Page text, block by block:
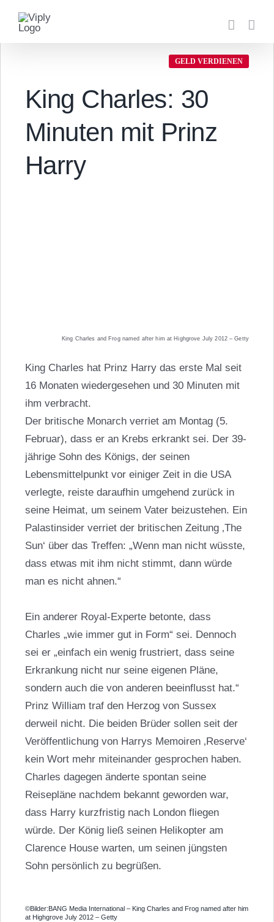
Inhalt
springen
GELD VERDIENEN
King Charles: 30
Minuten mit Prinz
Harry
King Charles and Frog named after him at Highgrove July 2012 – Getty
King Charles hat Prinz Harry das erste Mal seit
16 Monaten wiedergesehen und 30 Minuten mit
ihm verbracht.
Der britische Monarch verriet am Montag (5.
Februar), dass er an Krebs erkrankt sei. Der 39-
jährige Sohn des Königs, der seinen
Lebensmittelpunkt vor einiger Zeit in die USA
verlegte, reiste daraufhin umgehend zurück in
seine Heimat, um seinem Vater beizustehen. Ein
Palastinsider verriet der britischen Zeitung ‚The
Sun‘ über das Treffen: „Wenn man nicht wüsste,
dass etwas mit ihm nicht stimmt, dann würde
man es nicht ahnen.“
Ein anderer Royal-Experte betonte, dass
Charles „wie immer gut in Form“ sei. Dennoch
sei er „einfach ein wenig frustriert, dass seine
Erkrankung nicht nur seine eigenen Pläne,
sondern auch die von anderen beeinflusst hat.“
Prinz William traf den Herzog von Sussex
derweil nicht. Die beiden Brüder sollen seit der
Veröffentlichung von Harrys Memoiren ‚Reserve‘
kein Wort mehr miteinander gesprochen haben.
Charles dagegen änderte spontan seine
Reisepläne nachdem bekannt geworden war,
dass Harry kurzfristig nach London fliegen
würde. Der König ließ seinen Helikopter am
Clarence House warten, um seinen jüngsten
Sohn persönlich zu begrüßen.
©Bilder:BANG Media International – King Charles and Frog named after him
at Highgrove July 2012 – Getty